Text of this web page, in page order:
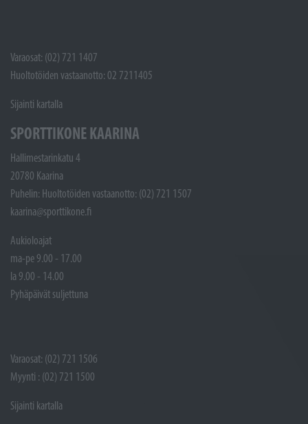
Varaosat: (02) 721 1407
Huoltotöiden vastaanotto: 02 7211405
Sijainti kartalla
SPORTTIKONE KAARINA
Hallimestarinkatu 4
20780 Kaarina
Puhelin: Huoltotöiden vastaanotto: (02) 721 1507
kaarina@sporttikone.fi
Aukioloajat
ma-pe 9.00 - 17.00
la 9.00 - 14.00
Pyhäpäivät suljettuna
Varaosat: (02) 721 1506
Myynti : (02) 721 1500
Sijainti kartalla